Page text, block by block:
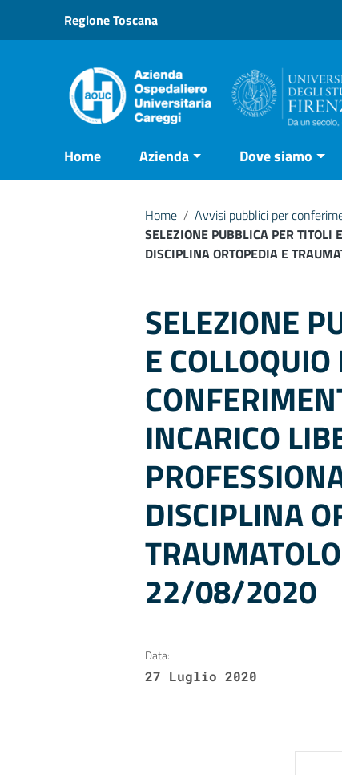
Vai ai contenuti
Vai al menu di navigazione
Regione Toscana
Home Azienda Dove siamo
Home / Avvisi pubblici per
SELEZIONE PUBBLICA PER TITOLI
DISCIPLINA ORTOPEDIA E
SELEZIONE
E
INCARICO
DISCIPLINA
22/08/2020
Data:
27 Luglio 2020